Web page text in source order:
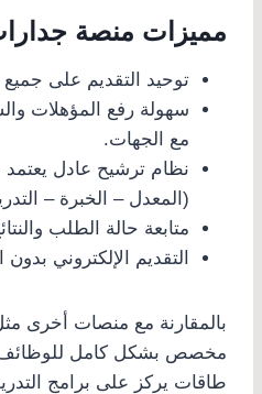
مميزات منصة
توحيد التقديم على
سهولة رفع المؤهلات
مع الجهات.
نظام ترشيح عادل يعتمد
(المعدل – الخبرة –
متابعة حالة الطلب
التقديم الإلكتروني
بالمقارنة مع منصات أخرى
مخصص بشكل كامل للوظائف
طاقات يركز على برامج